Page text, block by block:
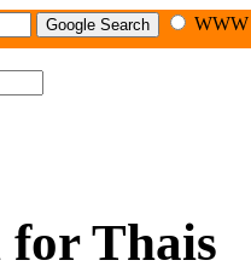
for Thais